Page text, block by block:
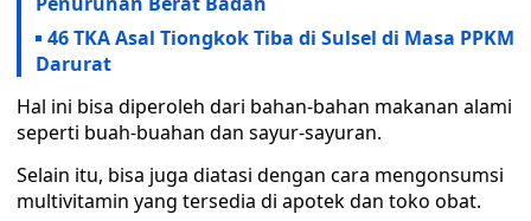
46 TKA Asal Tiongkok Tiba di Sulsel di Masa PPKM
Darurat
Hal ini bisa diperoleh dari bahan-bahan makanan alami
seperti buah-buahan dan sayur-sayuran.
Selain itu, bisa juga diatasi dengan cara mengonsumsi
multivitamin yang tersedia di apotek dan toko obat.